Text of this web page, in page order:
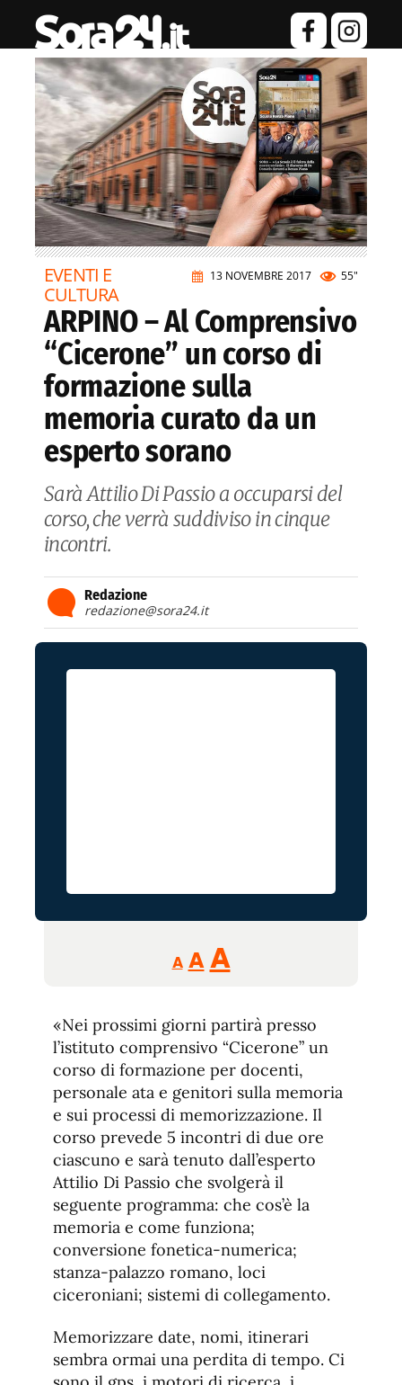
13 NOVEMBRE 2017 55"
EVENTI E
CULTURA
ARPINO – Al Comprensivo
“Cicerone” un corso di
formazione sulla
memoria curato da un
esperto sorano
Sarà Attilio Di Passio a occuparsi del
corso, che verrà suddiviso in cinque
incontri.
Redazione
redazione@sora24.it
A
Reducir
tamaño
A Restablecer
de
fuente
AAumentar
de
fuente.
«Nei prossimi giorni partirà presso
l’istituto comprensivo “Cicerone” un
corso di formazione per docenti,
personale ata e genitori sulla memoria
e sui processi di memorizzazione. Il
corso prevede 5 incontri di due ore
ciascuno e sarà tenuto dall’esperto
Attilio Di Passio che svolgerà il
seguente programma: che cos’è la
memoria e come funziona;
conversione fonetica-numerica;
stanza-palazzo romano, loci
ciceroniani; sistemi di collegamento.
Memorizzare date, nomi, itinerari
sembra ormai una perdita di tempo. Ci